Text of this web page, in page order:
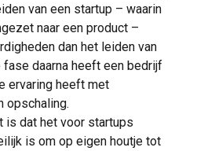
van een startup – waarin
naar een product –
dan het leiden van
fase daarna heeft een bedrijf
ervaring heeft met
opschaling.
is dat het voor startups
is om op eigen houtje tot